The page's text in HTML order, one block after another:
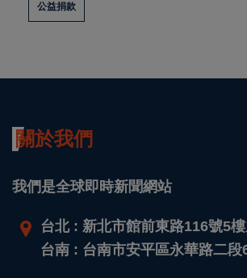
公益捐款
關於我們
我們是全球即時新聞網站
台北 : 新北市館前東路116號5
台南 : 台南市安平區永華路二段